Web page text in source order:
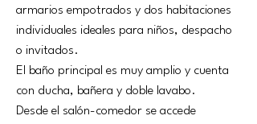
armarios empotrados y dos habitaciones
individuales ideales para niños, despacho
o invitados.
El baño principal es muy amplio y cuenta
con ducha, bañera y doble lavabo.
Desde el salón-comedor se accede